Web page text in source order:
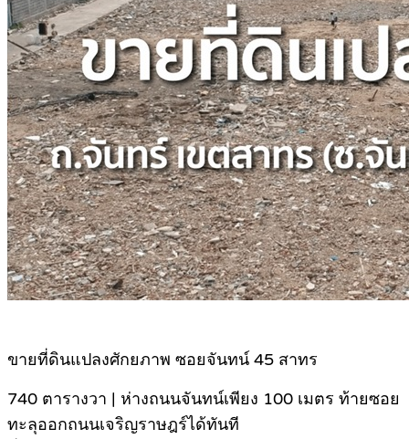
ขายที่ดินแปลงศักยภาพ ซอยจันทน์ 45 สาทร
740 ตารางวา | ห่างถนนจันทน์เพียง 100 เมตร ท้ายซอย
ทะลุออกถนนเจริญราษฎร์ได้ทันที